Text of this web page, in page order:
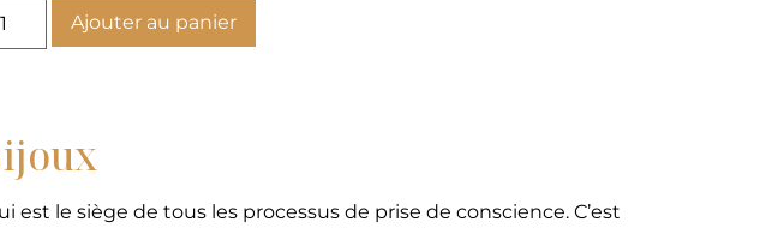
Ajouter au panier
le siège de tous les processus de prise de conscience. C’est